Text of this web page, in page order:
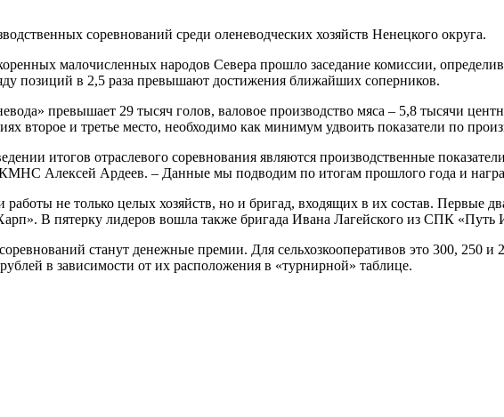
соревнований среди оленеводческих хозяйств Ненецкого округа.
малочисленных народов Севера прошло заседание комиссии,
позиций в 2,5 раза превышают достижения ближайших соперников.
превышает 29 тысяч голов, валовое производство мяса – 5,8 тысячи
второе и третье место, необходимо как минимум удвоить показатели по
итогов отраслевого соревнования являются производственные
Алексей Ардеев. – Данные мы подводим по итогам прошлого года и
работы не только целых хозяйств, но и бригад, входящих в их состав. Первые
В пятерку лидеров вошла также бригада Ивана Лагейского из СПК «Путь
станут денежные премии. Для сельхозкооперативов это 300, 250
в зависимости от их расположения в «турнирной» таблице.